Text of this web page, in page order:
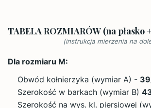
TABELA ROZMIARÓW (na płasko
(instrukcja mierzenia na
Dla rozmiaru M:
Obwód kołnierzyka (wymiar A) -
Szerokość w barkach (wymiar B)
Szerokość na wys. kl. piersiowej